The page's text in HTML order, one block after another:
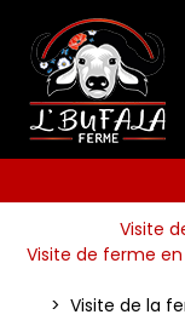
Visite
Visite de ferme
Visite de la
Panneau de gestion